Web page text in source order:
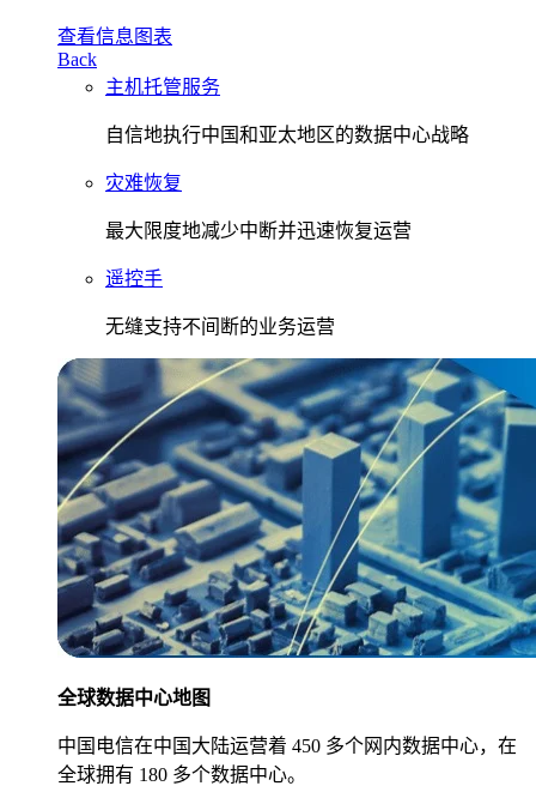
查看信息图表
Back
主机托管服务
自信地执行中国和亚太地区的数据中心战略
灾难恢复
最大限度地减少中断并迅速恢复运营
遥控手
无缝支持不间断的业务运营
全球数据中心地图
中国电信在中国大陆运营着 450 多个网内数据中心，在
全球拥有 180 多个数据中心。